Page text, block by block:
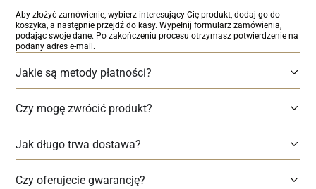
Aby złożyć zamówienie, wybierz interesujący Cię produkt, dodaj go do
koszyka, a następnie przejdź do kasy. Wypełnij formularz zamówienia,
podając swoje dane. Po zakończeniu procesu otrzymasz potwierdzenie na
podany adres e-mail.
Jakie są metody płatności?
Czy mogę zwrócić produkt?
Jak długo trwa dostawa?
Czy oferujecie gwarancję?